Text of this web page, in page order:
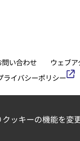
ッキーの機能を変
問い合わせ ウェブア
ライバシーポリシー